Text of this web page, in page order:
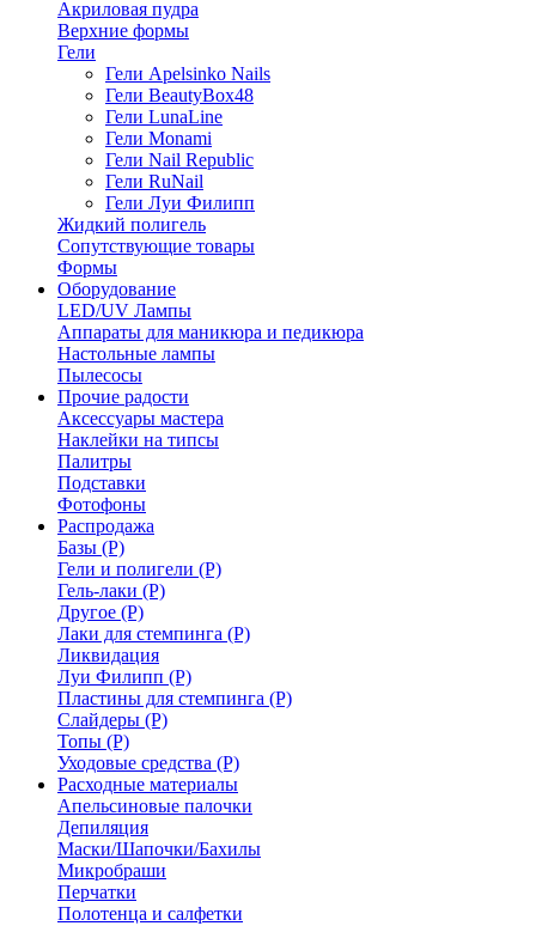
Акриловая пудра
Верхние формы
Гели
Гели Apelsinko Nails
Гели BeautyBox48
Гели LunaLine
Гели Monami
Гели Nail Republic
Гели RuNail
Гели Луи Филипп
Жидкий полигель
Сопутствующие товары
Формы
Оборудование
LED/UV Лампы
Аппараты для маникюра и педикюра
Настольные лампы
Пылесосы
Прочие радости
Аксессуары мастера
Наклейки на типсы
Палитры
Подставки
Фотофоны
Распродажа
Базы (Р)
Гели и полигели (Р)
Гель-лаки (Р)
Другое (Р)
Лаки для стемпинга (Р)
Ликвидация
Луи Филипп (Р)
Пластины для стемпинга (Р)
Слайдеры (Р)
Топы (Р)
Уходовые средства (Р)
Расходные материалы
Апельсиновые палочки
Депиляция
Маски/Шапочки/Бахилы
Микробраши
Перчатки
Полотенца и салфетки